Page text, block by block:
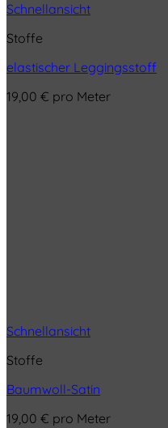
Schnellansicht
Stoffe
elastischer Leggingsstoff
19,00 € pro Meter
Schnellansicht
Stoffe
Baumwoll-Satin
19,00 € pro Meter